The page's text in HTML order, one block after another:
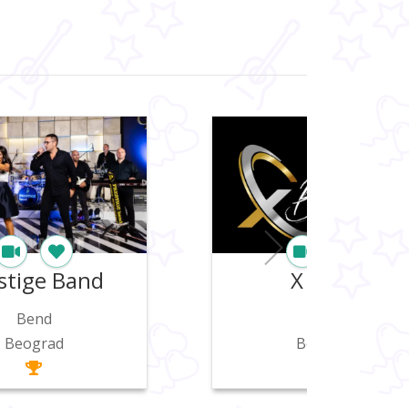
X band
Bend
Beograd
EROS BAND
Jagodina